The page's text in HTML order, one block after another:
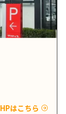
HPはこちら